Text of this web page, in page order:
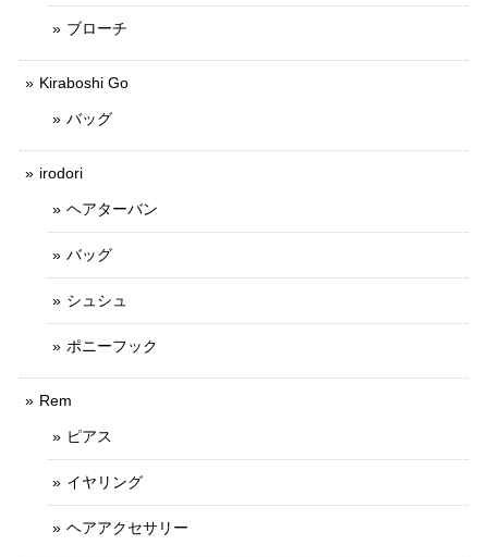
ブローチ
Kiraboshi Go
バッグ
irodori
ヘアターバン
バッグ
シュシュ
ポニーフック
Rem
ピアス
イヤリング
ヘアアクセサリー